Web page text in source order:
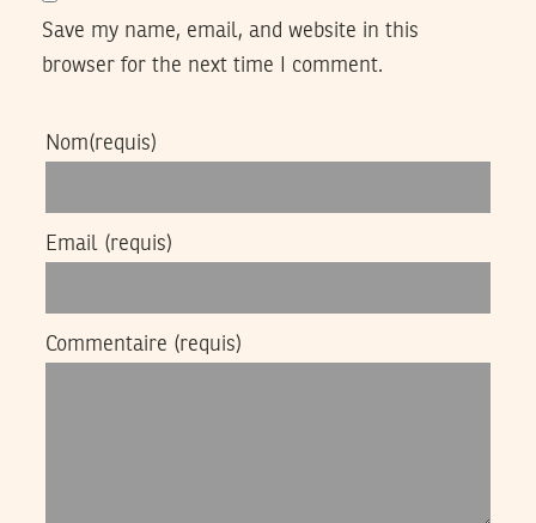
Save my name, email, and website in this
browser for the next time I comment.
Nom(requis)
Email (requis)
Commentaire (requis)